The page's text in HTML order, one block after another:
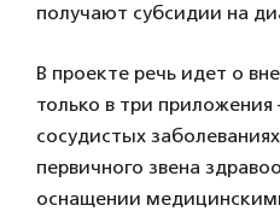
получают субсидии на
В проекте речь идет о
только в три
сосудистых
первичного звена
оснащении